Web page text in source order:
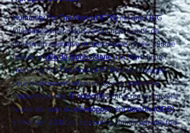
À propos de nous >
Humanity For The World (HFTW)est une ONG
Internationale française à but non lucratif, de
dimension opérative et spéculative initiée, pilotée
depuis laville de Sainte-Marieà la Martinique.
Humanity For The World (HFTW) s'est engagée
pour la démocratisation et pour la réalisation
transversale des17 objectifsdéfinis par la nouvelle
feuille de route du développement durable (ODD)